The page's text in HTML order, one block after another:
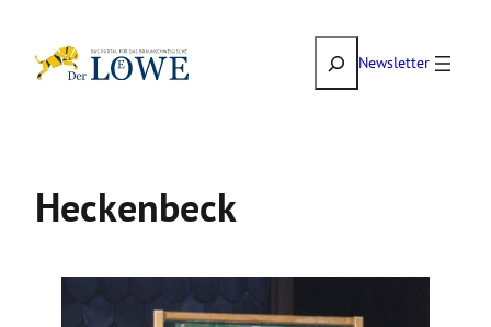
Inhalt
SuchenNewsletter
Heckenbeck